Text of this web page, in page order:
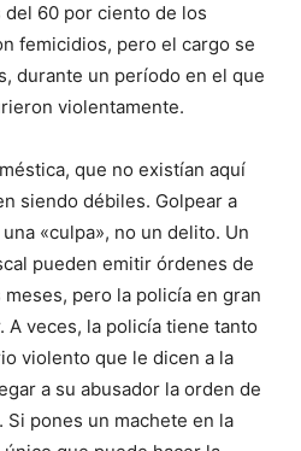
del 60 por ciento de los
femicidios, pero el cargo se
durante un período en el que
violentamente.
que no existían aquí
siendo débiles. Golpear a
«culpa», no un delito. Un
pueden emitir órdenes de
pero la policía en gran
A veces, la policía tiene tanto
violento que le dicen a la
a su abusador la orden de
pones un machete en la